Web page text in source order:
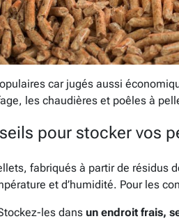
car jugés aussi
les chaudières et poêles à
pour stocker vos
fabriqués à partir de résidus
et d’humidité. Pour les
les dans un endroit frais,